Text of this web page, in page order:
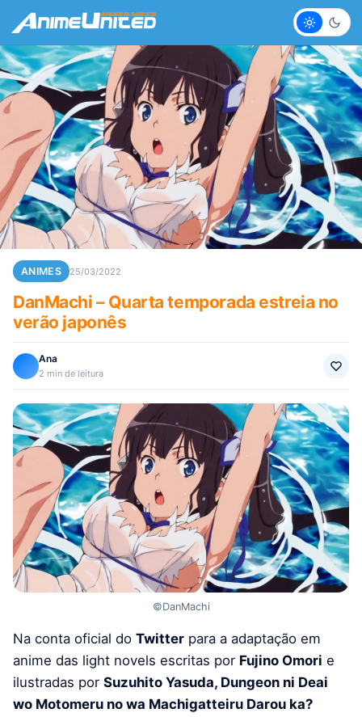
Claro
ANIMES 25/03/2022
DanMachi – Quarta temporada estreia no
verão japonês
Ana
2 min de leitura
©DanMachi
Na conta oficial do Twitter para a adaptação em
anime das light novels escritas por Fujino Omori e
ilustradas por Suzuhito Yasuda, Dungeon ni Deai
wo Motomeru no wa Machigatteiru Darou ka?